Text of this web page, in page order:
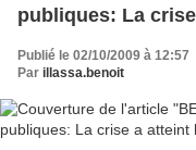
publiques: La
Publié le 02/10/2009 à 12:57
Par illassa.benoit